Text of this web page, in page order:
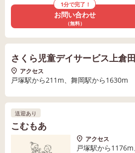
1分で完了！
お問い合わせ
（無料）
さくら児童デイサービス上倉田
アクセス
戸塚駅から211m、舞岡駅から1630m
送迎あり
こむもあ
アクセス
戸塚駅から